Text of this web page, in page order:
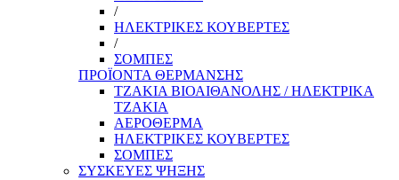
/
ΗΛΕΚΤΡΙΚΕΣ ΚΟΥΒΕΡΤΕΣ
/
ΣΟΜΠΕΣ
ΠΡΟΪΟΝΤΑ ΘΕΡΜΑΝΣΗΣ
ΤΖΑΚΙΑ ΒΙΟΑΙΘΑΝΟΛΗΣ / ΗΛΕΚΤΡΙΚΑ
ΤΖΑΚΙΑ
ΑΕΡΟΘΕΡΜΑ
ΗΛΕΚΤΡΙΚΕΣ ΚΟΥΒΕΡΤΕΣ
ΣΟΜΠΕΣ
ΣΥΣΚΕΥΕΣ ΨΗΞΗΣ